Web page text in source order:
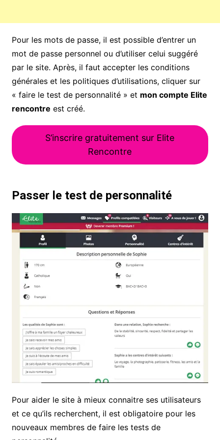
Pour les mots de passe, il est possible d’entrer un
mot de passe personnel ou d’utiliser celui suggéré
par le site. Après, il faut accepter les conditions
générales et les politiques d’utilisations, cliquer sur
« faire le test de personnalité » et mon compte Elite
rencontre est créé.
S’inscrire gratuitement sur Elite
Rencontre
Passer le test de personnalité
Pour aider le site à mieux connaitre ses utilisateurs
et ce qu’ils recherchent, il est obligatoire pour les
nouveaux membres de faire les tests de